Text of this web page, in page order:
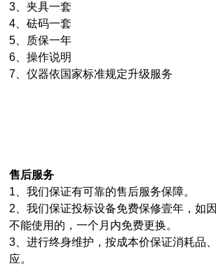
3、夹具一套
4、砝码一套
5、质保一年
6、操作说明
7、仪器依国家标准规定升级服务
售后服务
1、我们保证有可靠的售后服务保障。
2、我们保证投标设备免费保修壹年，如
不能使用的，一个月内免费更换。
3、进行终身维护，按成本价保证消耗品
应。